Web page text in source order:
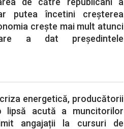
putea încetini creșterea
crește mai mult atunci
a dat președintele
energetică, producătorii
lipsă acută a muncitorilor
angajații la cursuri de